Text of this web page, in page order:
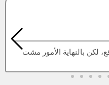
أتمنى التحديث يكون أسرع